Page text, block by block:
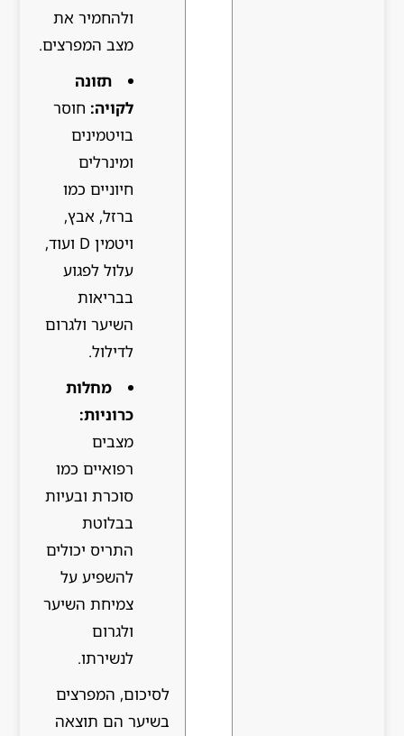
ולהחמיר את
מצב המפרצים.
תזונה
לקויה: חוסר
בויטמינים
ומינרלים
חיוניים כמו
ברזל, אבץ,
ויטמין D ועוד,
עלול לפגוע
בבריאות
השיער ולגרום
לדילול.
מחלות
כרוניות:
מצבים
רפואיים כמו
סוכרת ובעיות
בבלוטת
התריס יכולים
להשפיע על
צמיחת השיער
ולגרום
לנשירתו.
לסיכום, המפרצים
בשיער הם תוצאה